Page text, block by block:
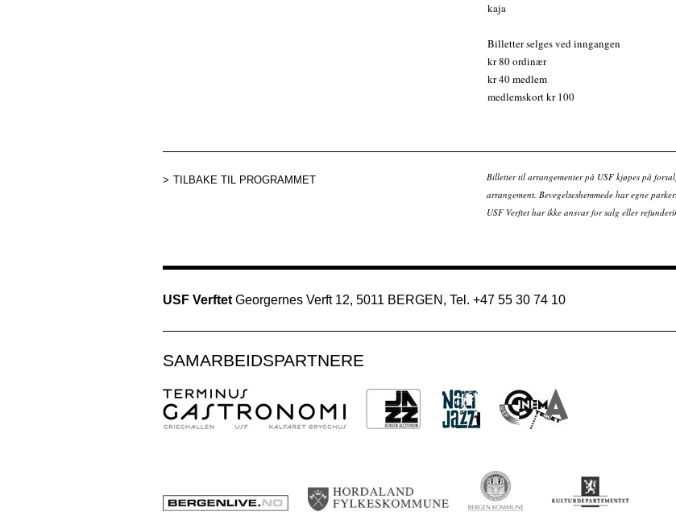
kaja
Billetter selges ved inngangen
kr 80 ordinær
kr 40 medlem
medlemskort kr 100
TILBAKE TIL PROGRAMMET
Billetter til arrangementer på USF kjøpes på
arrangement. Bevegelseshemmede har egne
USF Verftet har ikke ansvar for salg eller
USF Verftet Georgernes Verft 12, 5011 BERGEN, Tel. +47 55 30 74 10
SAMARBEIDSPARTNERE